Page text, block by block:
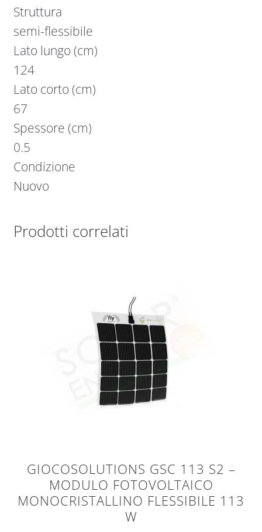
Struttura
semi-flessibile
Lato lungo (cm)
124
Lato corto (cm)
67
Spessore (cm)
0.5
Condizione
Nuovo
Prodotti correlati
GIOCOSOLUTIONS GSC 113 S2 –
MODULO FOTOVOLTAICO
MONOCRISTALLINO FLESSIBILE 113
W